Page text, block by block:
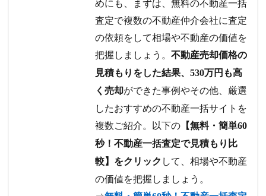
めにも、まずは、無料の不動産一括
査定で複数の不動産仲介会社に査定
の依頼をして相場や不動産の価値を
把握しましょう。不動産売却価格の
見積もりをした結果、530万円も高
く売却ができた事例やその他、厳選
したおすすめの不動産一括サイトを
複数ご紹介。以下の 【無料・簡単60
秒！不動産一括査定で見積もり比
較】をクリック して、相場や不動産
の価値を把握しましょう。